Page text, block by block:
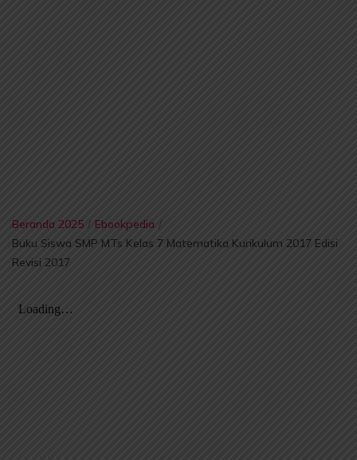
Beranda 2025 / Ebookpedia /
Buku Siswa SMP MTs Kelas 7 Matematika Kurikulum 2017 Edisi
Revisi 2017